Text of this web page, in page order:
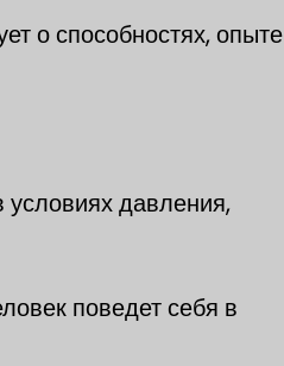
о способностях, опыте
условиях давления,
поведет себя в